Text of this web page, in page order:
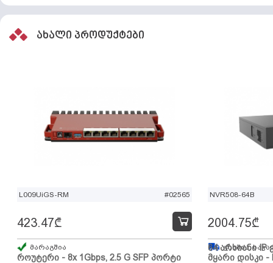
ახალი პროდუქტები
L009UiGS-RM #02565
როუტერი - 8x 1Gbps, 2.5 G SFP პორტი
423.47₾
მარაგშია
NVR508-64B
64 არხიანი IP
მყარი დისკი -
2004.75₾
გზაშია,